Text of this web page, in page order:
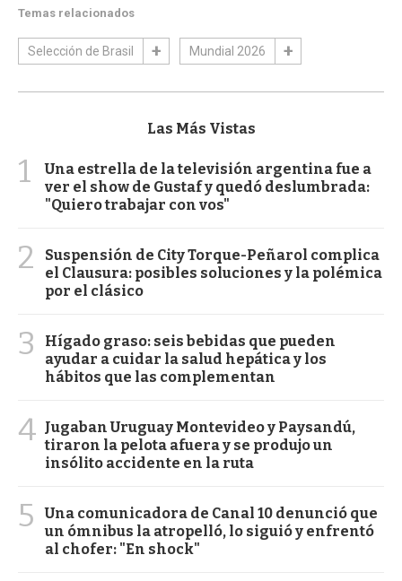
Temas relacionados
Selección de Brasil Mundial 2026
Las Más Vistas
1
Una estrella de la televisión argentina fue a
ver el show de Gustaf y quedó deslumbrada:
"Quiero trabajar con vos"
2
Suspensión de City Torque-Peñarol complica
el Clausura: posibles soluciones y la polémica
por el clásico
3
Hígado graso: seis bebidas que pueden
ayudar a cuidar la salud hepática y los
hábitos que las complementan
4 Jugaban Uruguay Montevideo y Paysandú,
tiraron la pelota afuera y se produjo un
insólito accidente en la ruta
5
Una comunicadora de Canal 10 denunció que
un ómnibus la atropelló, lo siguió y enfrentó
al chofer: "En shock"